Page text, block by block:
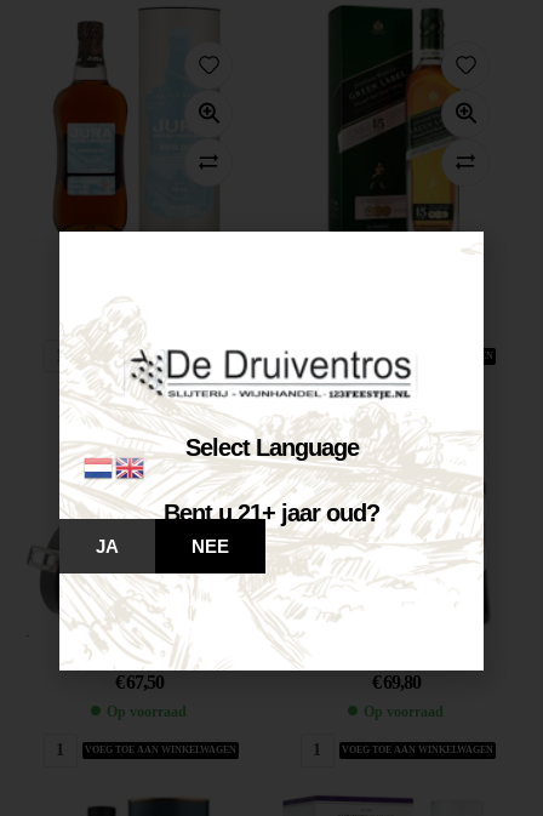
Op voorraad
VOEG TOE AAN WINKELWAGEN VOEG TOE AAN WINKELWAGEN
Jack Daniel’s...
€67,50
Op voorraad
VOEG TOE AAN WINKELWAGEN
€69,80
Op voorraad
VOEG TOE AAN WINKELWAGEN
Select Language
Bent u 21+ jaar oud?
JA NEE